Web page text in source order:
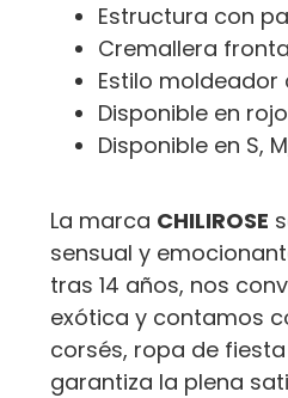
Estructura con
Cremallera
Estilo
Disponible en
Disponible en S,
La marca CHILIROSE
sensual y
tras 14 años, nos
exótica y contamos
corsés, ropa de
garantiza la plena